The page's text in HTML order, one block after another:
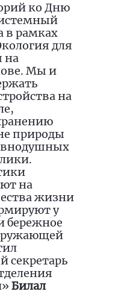
ко Дню
в рамках
для
на
Мы и
на
природы
на
жизни
у
бережное
секретарь
Билал